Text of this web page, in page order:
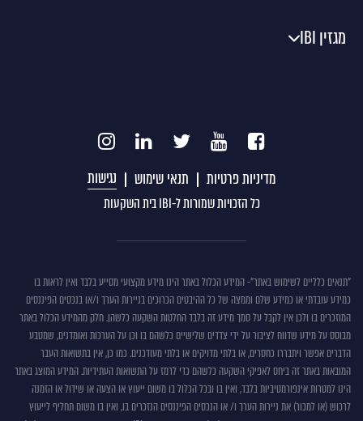
מגזין IBI
מדיניות פרטיות תנאי שימוש נגישות
כל הזכויות שמורות ל-IBI בית השקעות
תנאים
כללים
לשימוש
באתר
"תנאים כלליים לשימוש באתר"- המידע הכלול באתר הינו מידע מקצועי מסייע בלבד ואין לראות בו
כמידע עובדתי או כמידע שלם וממצה של כל ההיבטים הכרוכים בניירות הערך ו/או בנכסים הפיננסים
המוזכרים בו ולכן אין לקבל על סמך מידע זה בלבד החלטות השקעה כלשהן. חלק מהמידע הכלול באתר
מבוסס על מידע שדווח לציבור על ידי צדדים שלישיים כלשהם בו וכן על הערכות ואומדנים, שמטבע
הדברים אפשר ויתבררו כחסרים, או בלתי מדויקים או בלתי מעודכנים. כמו כן, אין בתשואות העבר
המובאות באתר זה ביחס לאפיקי השקעה כלשהם כדי לרמז על התשואות העתידיות. המידע המוצג באתר
הינו למטרות אינפורמטיביות בלבד, ואין בו ובכל הכלול בו משום ייעוץ או הצעה או שידול או הזמנה
לרכוש (או למכור) את ניירות הערך ו/ או הנכסים הפיננסים הנזכרים בו, ואין בו משום תחליף לייעוץ